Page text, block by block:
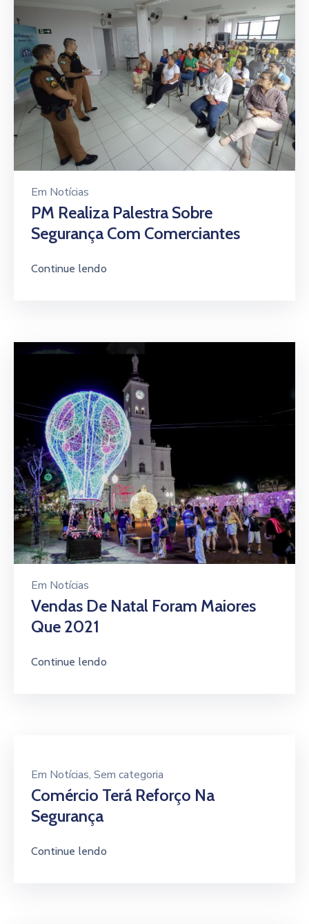
Em Notícias
PM Realiza Palestra Sobre
Segurança Com Comerciantes
Continue lendo
EmNotícias
Vendas De Natal Foram Maiores
Que 2021
Continue lendo
EmNotícias‚Sem categoria
Segurança
EmNotícias‚Sem categoria
Campanha De Natal Vai Distribuir
R$ 100 Mil Em Prêmios